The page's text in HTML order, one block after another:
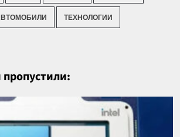
ТЕХНОЛОГИИ